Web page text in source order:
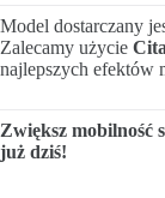
Model dostarczany
Zalecamy użycie
najlepszych efektów
Zwiększ
już dziś!